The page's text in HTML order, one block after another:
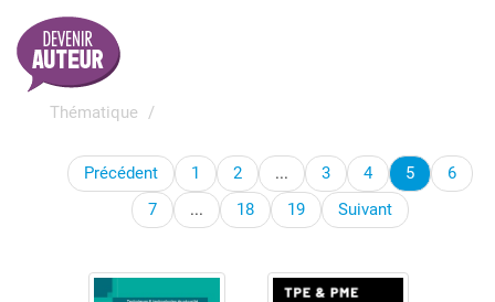
Thématique
Précédent 1 2 ... 3 4 5
6
7
... 18 19 Suivant